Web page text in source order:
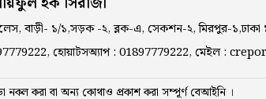
বাড়ী- ১/১,সড়ক -২, ব্লক-এ, সেকশন-২, মিরপুর-১,ঢাকা
হোয়াটসঅ্যাপ : 01897779222, মেইল :
নকল করা বা অন্য কোথাও প্রকাশ করা সম্পূর্ণ বেআইনি ।